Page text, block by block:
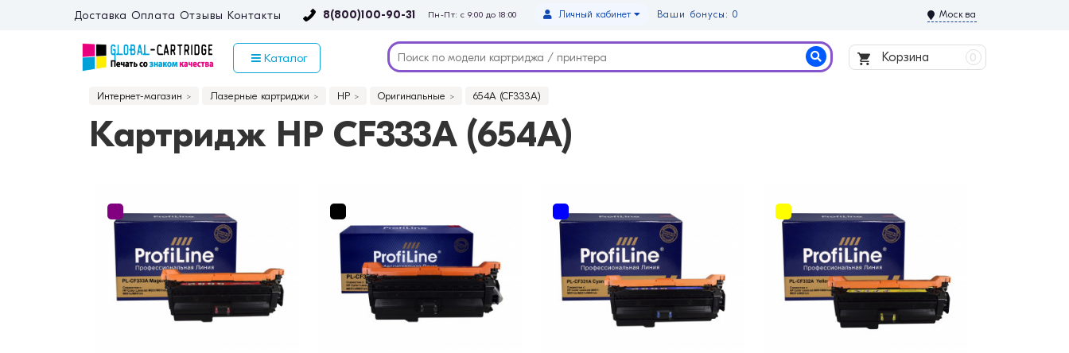
Доставка Оплата Отзывы Контакты 8(800)100-90-31 Пн-Пт: с 9:00 до 18:00 Ваши бонусы: 0
Личный кабинет Москва
Каталог Корзина 0
Интернет-магазин Лазерные картриджи HP Оригинальные 654A (CF333A)
Картридж HP CF333A (654A)